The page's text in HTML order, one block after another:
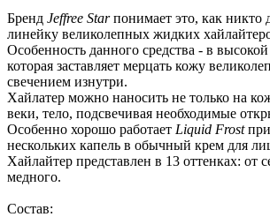
Бренд Jeffree Starпонимает это, как никто
линейку великолепных жидких
Особенность данного средства - в
которая заставляет мерцать кожу
свечением изнутри.
Хайлатер можно наносить не только на
веки, тело, подсвечивая необходимые
Особенно хорошо работает Liquid Frostпри
нескольких капель в обычный крем для
Хайлайтер представлен в 13 оттенках: от
медного.
Состав: